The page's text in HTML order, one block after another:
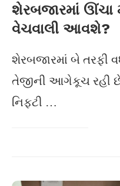
શેરબજારમાં ઊંચા
વેચવાલી આવશે?
શેરબજારમાં બે તરફી
તેજીની આગેકૂચ રહી
નિફટી …